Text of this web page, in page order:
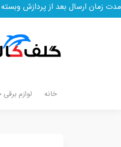
بعد از پردازش وبسته بندی بر
خانه لوازم